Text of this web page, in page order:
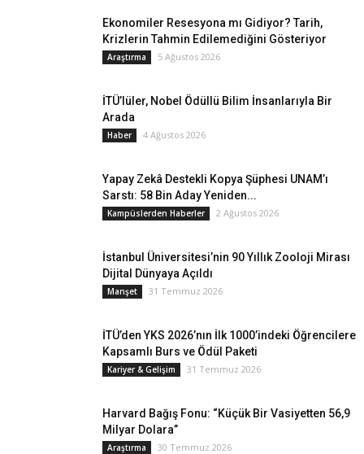
Ekonomiler Resesyona mı Gidiyor? Tarih,
Krizlerin Tahmin Edilemediğini Gösteriyor
Araştırma 5 Ağustos 2026
İTÜ’lüler, Nobel Ödüllü Bilim İnsanlarıyla Bir
Arada
Haber 4 Ağustos 2026
Yapay Zekâ Destekli Kopya Şüphesi UNAM’ı
Sarstı: 58 Bin Aday Yeniden...
Kampüslerden Haberler 2 Ağustos 2026
İstanbul Üniversitesi’nin 90 Yıllık Zooloji Mirası
Dijital Dünyaya Açıldı
Manşet 31 Temmuz 2026
İTÜ’den YKS 2026’nın İlk 1000’indeki Öğrencilere
Kapsamlı Burs ve Ödül Paketi
Kariyer & Gelişim 31 Temmuz 2026
Harvard Bağış Fonu: “Küçük Bir Vasiyetten 56,9
Milyar Dolara”
Araştırma 30 Temmuz 2026